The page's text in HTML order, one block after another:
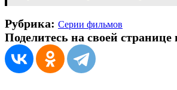
Рубрика: Серии фильмов
Поделитесь на своей странице